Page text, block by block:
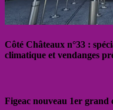
Côté Châteaux n°33 :
climatique et vendanges
Figeac nouveau 1er grand